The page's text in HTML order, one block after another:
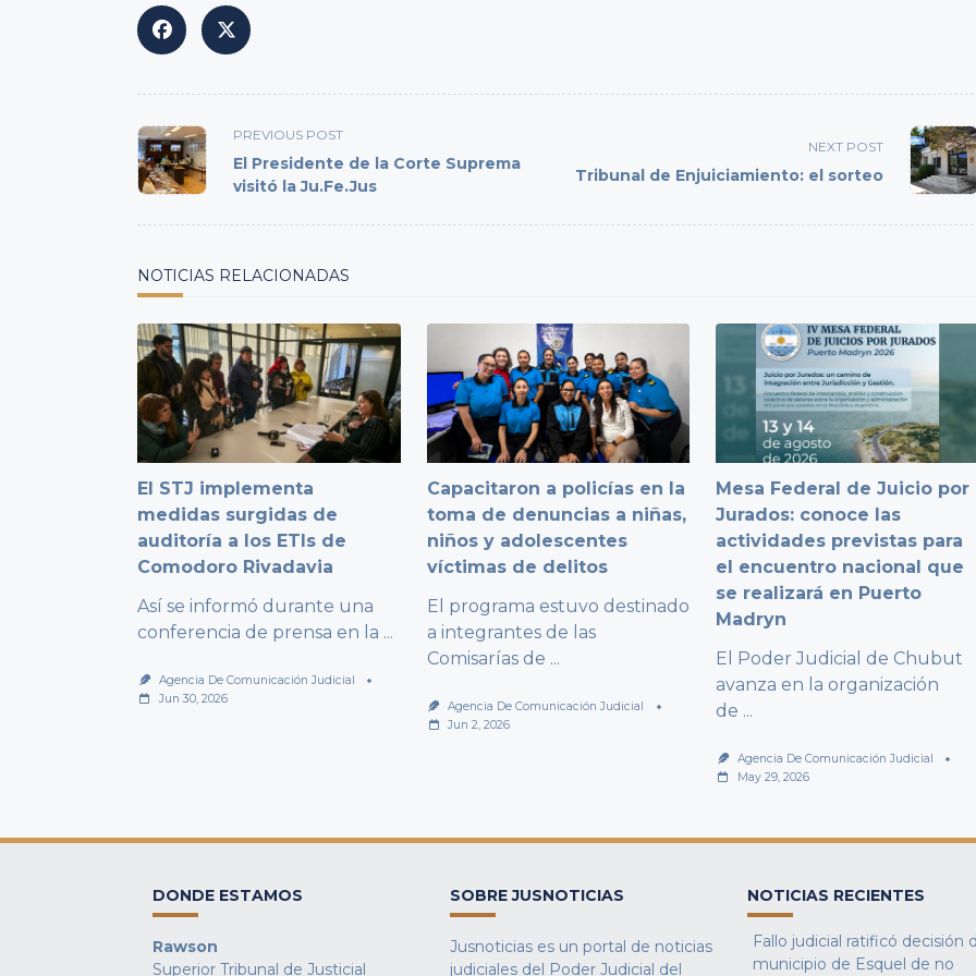
<span
class="nav-
subtitle
PREVIOUS POST
El Presidente de la Corte Suprema
visitó la Ju.Fe.Jus
NEXT POST
Tribunal de Enjuiciamiento: el sorteo
NOTICIAS RELACIONADAS
El STJ implementa
medidas surgidas de
auditoría a los ETIs de
Comodoro Rivadavia
Así se informó durante una
conferencia de prensa en la ...
Agencia De Comunicación Judicial
Jun 30, 2026
Capacitaron a policías en la
toma de denuncias a niñas,
niños y adolescentes
víctimas de delitos
El programa estuvo destinado
a integrantes de las
Comisarías de ...
Agencia De Comunicación Judicial
Jun 2, 2026
Mesa Federal de Juicio por
Jurados: conoce las
actividades previstas para
el encuentro nacional que
se realizará en Puerto
Madryn
El Poder Judicial de Chubut
avanza en la organización
de ...
Agencia De Comunicación Judicial
May 29, 2026
DONDE ESTAMOS
Rawson
Superior Tribunal de Justicial
SOBRE JUSNOTICIAS
Jusnoticias es un portal de noticias
judiciales del Poder Judicial del
NOTICIAS RECIENTES
Fallo judicial ratificó decisión
municipio de Esquel de no